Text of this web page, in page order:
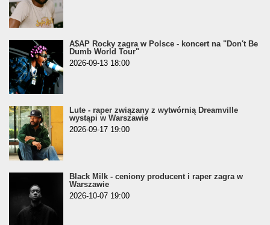
A$AP Rocky zagra w Polsce - koncert na "Don't Be
Dumb World Tour"
2026-09-13 18:00
Lute - raper związany z wytwórnią Dreamville
wystąpi w Warszawie
2026-09-17 19:00
Black Milk - ceniony producent i raper zagra w
Warszawie
2026-10-07 19:00